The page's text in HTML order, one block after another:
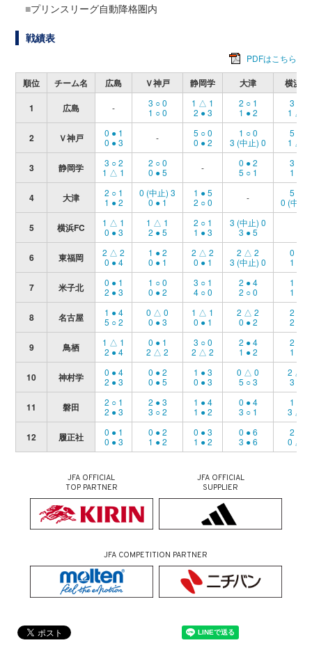
■プリンスリーグ自動降格圏内
戦績表
PDFはこちら
順位 チーム名 広島 Ｖ神戸 静岡学 大津
横浜
1
広島 -
3 ○ 0
1 ○ 0
1 △ 1
2 ● 3
2 ○ 1
1 ● 2
3 ○ 0
1 △ 1
2 Ｖ神戸
0 ● 1
0 ● 3
-
5 ○ 0
0 ● 2
1 ○ 0
3 (中止) 0
5 ○ 2
1 △ 1
3 静岡学
3 ○ 2
1 △ 1
2 ○ 0
0 ● 5
-
0 ● 2
5 ○ 1
3 ○ 1
1 ● 2
4 大津
2 ○ 1
1 ● 2
0 (中止) 3
0 ● 1
1 ● 5
2 ○ 0
-
5 ○ 3
0 (中止
5 横浜FC
1 △ 1
0 ● 3
1 △ 1
2 ● 5
2 ○ 1
1 ● 3
3 (中止) 0
3 ● 5
6 東福岡
2 △ 2
0 ● 4
1 ● 2
0 ● 1
2 △ 2
0 ● 1
2 △ 2
3 (中止) 0
0 ● 1
1 ● 3
7 米子北
0 ● 1
2 ● 3
1 ○ 0
0 ● 2
3 ○ 1
4 ○ 0
2 ● 4
2 ○ 0
1 ● 2
1 ● 2
8 名古屋
1 ● 4
5 ○ 2
0 △ 0
0 ● 3
1 △ 1
0 ● 1
2 △ 2
0 ● 2
2 ○ 1
2 ○ 0
9 鳥栖
1 △ 1
2 ● 4
0 ● 1
2 △ 2
3 ○ 0
2 △ 2
2 ● 4
1 ● 2
2 ○ 0
1 ● 2
10 神村学
0 ● 4
2 ● 3
0 ● 2
0 ● 5
1 ● 3
0 ● 3
0 △ 0
5 ○ 3
2 △ 2
3 ● 5
11 磐田
2 ○ 1
2 ● 3
2 ● 3
3 ○ 2
1 ● 4
1 ● 2
0 ● 4
3 ○ 1
1 ○ 0
3 △ 3
12 履正社
0 ● 1
0 ● 3
0 ● 2
1 ● 2
0 ● 3
1 ● 2
0 ● 6
3 ● 6
2 ● 3
0 △ 0
JFA OFFICIAL
TOP PARTNER
JFA OFFICIAL
SUPPLIER
JFA COMPETITION PARTNER